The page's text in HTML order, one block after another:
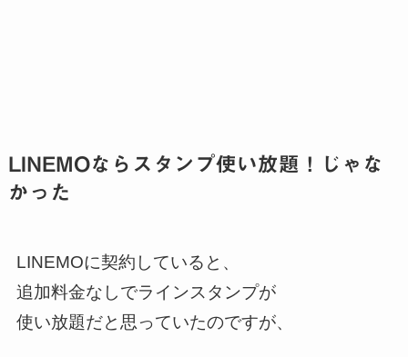
LINEMOならスタンプ使い放題！じゃな
かった
LINEMOに契約していると、
追加料金なしでラインスタンプが
使い放題だと思っていたのですが、